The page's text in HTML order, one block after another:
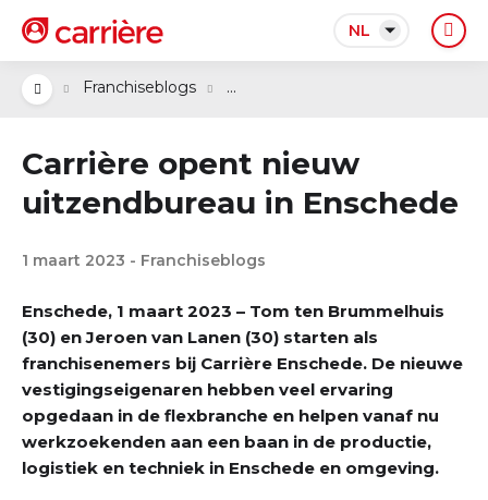
NL
Franchiseblogs ...
Carrière opent nieuw
uitzendbureau in Enschede
1 maart 2023 - Franchiseblogs
Enschede, 1 maart 2023 – Tom ten Brummelhuis
(30) en Jeroen van Lanen (30) starten als
franchisenemers bij Carrière Enschede. De nieuwe
vestigingseigenaren hebben veel ervaring
opgedaan in de flexbranche en helpen vanaf nu
werkzoekenden aan een baan in de productie,
logistiek en techniek in Enschede en omgeving.